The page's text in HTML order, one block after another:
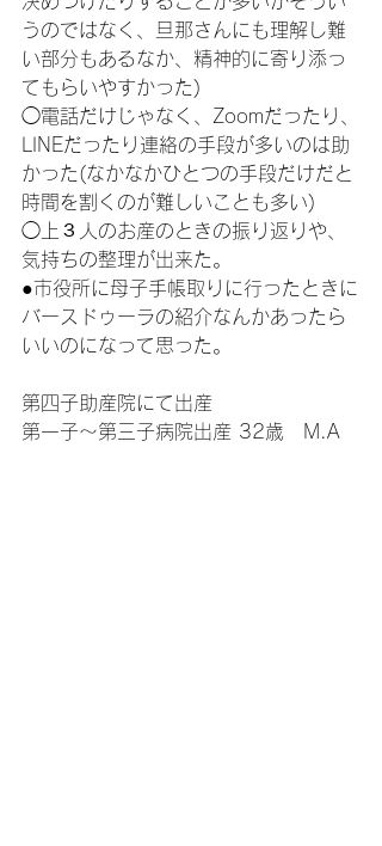
うのではなく、旦那さんにも理解し難
い部分もあるなか、精神的に寄り添っ
てもらいやすかった)
◯電話だけじゃなく、Zoomだったり、
LINEだったり連絡の手段が多いのは助
かった(なかなかひとつの手段だけだと
時間を割くのが難しいことも多い)
◯上３人のお産のときの振り返りや、
気持ちの整理が出来た。
●市役所に母子手帳取りに行ったときに
バースドゥーラの紹介なんかあったら
いいのになって思った。
第四子助産院にて出産
第一子～第三子病院出産 32歳　M.A